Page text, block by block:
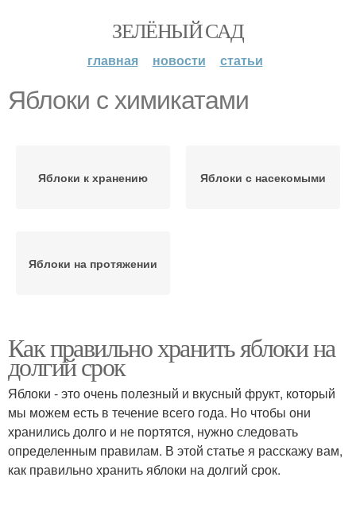
ЗЕЛЁНЫЙ САД
главная новости статьи
Яблоки с химикатами
Яблоки к хранению Яблоки с насекомыми
Яблоки на протяжении
Как правильно хранить яблоки на
долгий срок
Яблоки - это очень полезный и вкусный фрукт, который
мы можем есть в течение всего года. Но чтобы они
хранились долго и не портятся, нужно следовать
определенным правилам. В этой статье я расскажу вам,
как правильно хранить яблоки на долгий срок.